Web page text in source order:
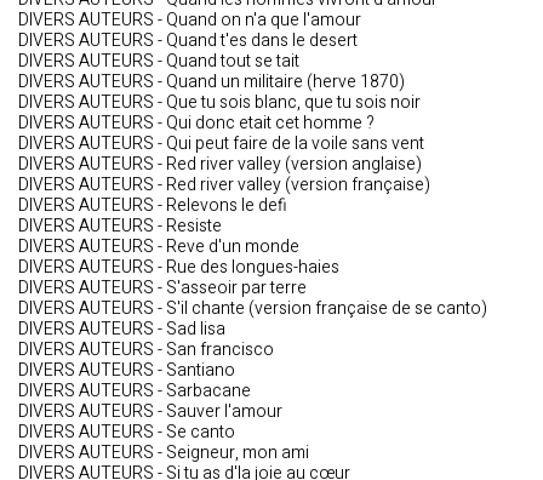
DIVERS AUTEURS - Quand on n'a que l'amour
DIVERS AUTEURS - Quand t'es dans le desert
DIVERS AUTEURS - Quand tout se tait
DIVERS AUTEURS - Quand un militaire (herve 1870)
DIVERS AUTEURS - Que tu sois blanc, que tu sois noir
DIVERS AUTEURS - Qui donc etait cet homme ?
DIVERS AUTEURS - Qui peut faire de la voile sans vent
DIVERS AUTEURS - Red river valley (version anglaise)
DIVERS AUTEURS - Red river valley (version française)
DIVERS AUTEURS - Relevons le defi
DIVERS AUTEURS - Resiste
DIVERS AUTEURS - Reve d'un monde
DIVERS AUTEURS - Rue des longues-haies
DIVERS AUTEURS - S'asseoir par terre
DIVERS AUTEURS - S'il chante (version française de se canto)
DIVERS AUTEURS - Sad lisa
DIVERS AUTEURS - San francisco
DIVERS AUTEURS - Santiano
DIVERS AUTEURS - Sarbacane
DIVERS AUTEURS - Sauver l'amour
DIVERS AUTEURS - Se canto
DIVERS AUTEURS - Seigneur, mon ami
DIVERS AUTEURS - Si tu as d'la joie au cœur